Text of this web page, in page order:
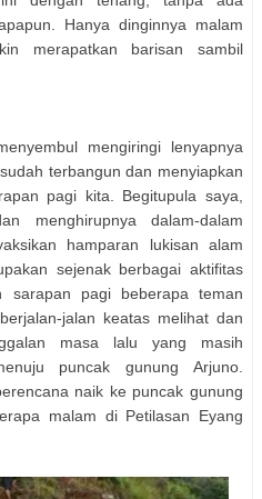
Hanya dinginnya malam
merapatkan barisan sambil
mengiringi lenyapnya
terbangun dan menyiapkan
pagi kita. Begitupula saya,
menghirupnya dalam-dalam
hamparan lukisan alam
sejenak berbagai aktifitas
sarapan pagi beberapa teman
jalan keatas melihat dan
masa lalu yang masih
puncak gunung Arjuno.
naik ke puncak gunung
malam di Petilasan Eyang